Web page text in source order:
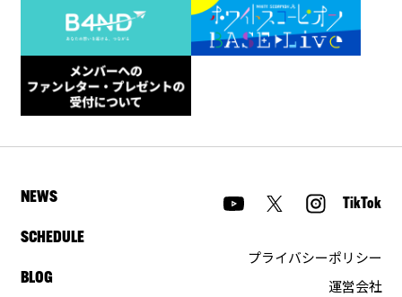
NEWS
SCHEDULE
BLOG
TikTok
プライバシーポリシー
運営会社